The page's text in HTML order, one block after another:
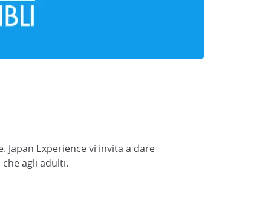
Experience vi invita a dare
agli adulti.